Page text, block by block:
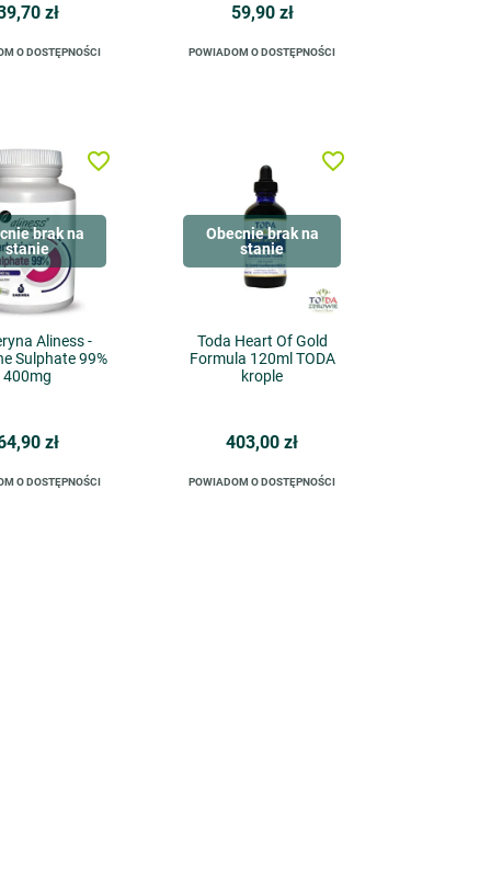
zł
O DOSTĘPNOŚCI
59,90 zł
POWIADOM O DOSTĘPNOŚCI
brak na
stanie
Aliness -
Sulphate 99%
400mg
zł
O DOSTĘPNOŚCI
favorite_border
Obecnie brak na
stanie
Toda Heart Of Gold
Formula 120ml TODA
krople
403,00 zł
POWIADOM O DOSTĘPNOŚCI
favorite_border